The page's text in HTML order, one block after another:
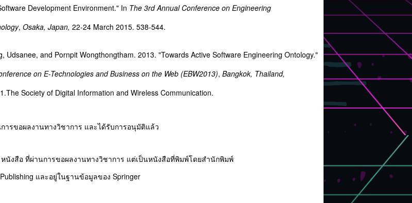
Development Environment." In The 3rd Annual Conference on Engineering
, Osaka, Japan, 22-24 March 2015. 538-544.
and Pornpit Wongthongtham. 2013. "Towards Active Software Engineering Ontology."
on E-Technologies and Business on the Web (EBW2013), Bangkok, Thailand,
The Society of Digital Information and Wireless Communication.
ารขอผลงานทางวิชาการ และได้รับการอนุมัติแล้ว
นังสือ ที่ผ่านการขอผลงานทางวิชาการ แต่เป็นหนังสือที่พิมพ์โดยสำนักพิมพ์
Publishing และอยู่ในฐานข้อมูลของ Springer